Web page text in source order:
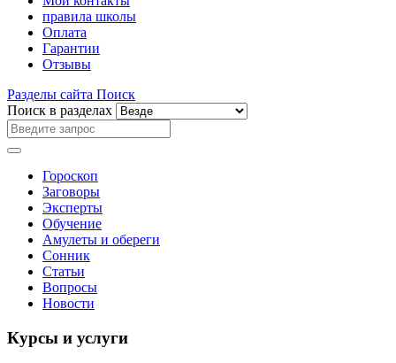
правила школы
Оплата
Гарантии
Отзывы
Разделы сайта Поиск
Поиск в разделах
Гороскоп
Заговоры
Эксперты
Обучение
Амулеты и обереги
Сонник
Статьи
Вопросы
Новости
Курсы и услуги